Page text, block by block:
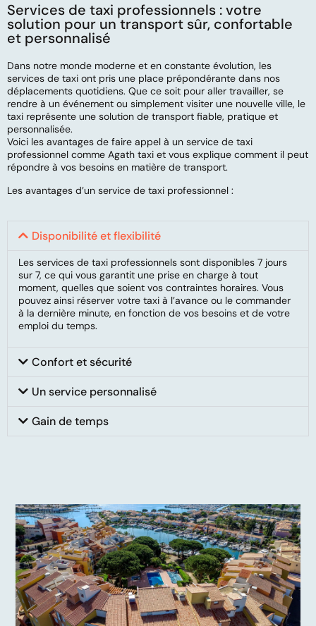
Services de taxi professionnels : votre
solution pour un transport sûr, confortable
et personnalisé
Dans notre monde moderne et en constante évolution, les
services de taxi ont pris une place prépondérante dans nos
déplacements quotidiens. Que ce soit pour aller travailler, se
rendre à un événement ou simplement visiter une nouvelle ville, le
taxi représente une solution de transport fiable, pratique et
personnalisée.
Voici les avantages de faire appel à un service de taxi
professionnel comme Agath taxi et vous explique comment il peut
répondre à vos besoins en matière de transport.
Les avantages d’un service de taxi professionnel :
Disponibilité et flexibilité
Les services de taxi professionnels sont disponibles 7 jours
sur 7, ce qui vous garantit une prise en charge à tout
moment, quelles que soient vos contraintes horaires. Vous
pouvez ainsi réserver votre taxi à l’avance ou le commander
à la dernière minute, en fonction de vos besoins et de votre
emploi du temps.
Confort et sécurité
Un service personnalisé
Gain de temps